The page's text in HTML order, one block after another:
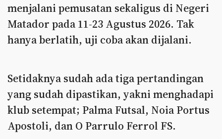
menjalani pemusatan sekaligus di Negeri
Matador pada 11-23 Agustus 2026. Tak
hanya berlatih, uji coba akan dijalani.
Setidaknya sudah ada tiga pertandingan
yang sudah dipastikan, yakni menghadapi
klub setempat; Palma Futsal, Noia Portus
Apostoli, dan O Parrulo Ferrol FS.